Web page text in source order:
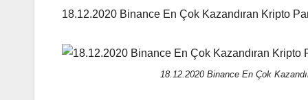
18.12.2020 Binance En Çok Kazandıran Kripto
18.12.2020 Binance En Çok